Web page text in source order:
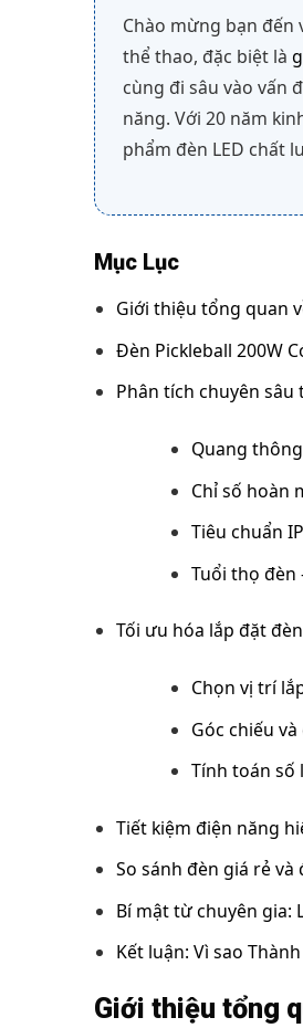
Chào mừng bạn đến
thể thao, đặc biệt là
cùng đi sâu vào vấn
năng. Với 20 năm
phẩm đèn LED chất
Mục Lục
Giới thiệu tổng quan
Đèn Pickleball 200W
Phân tích chuyên
Quang
Chỉ số hoàn
Tiêu chuẩn
Tuổi thọ
Tối ưu hóa lắp đặt
Chọn vị trí
Góc chiếu
Tính toán
Tiết kiệm điện năng
So sánh đèn giá rẻ
Bí mật từ chuyên gia:
Kết luận: Vì sao
Giới thiệu tổng